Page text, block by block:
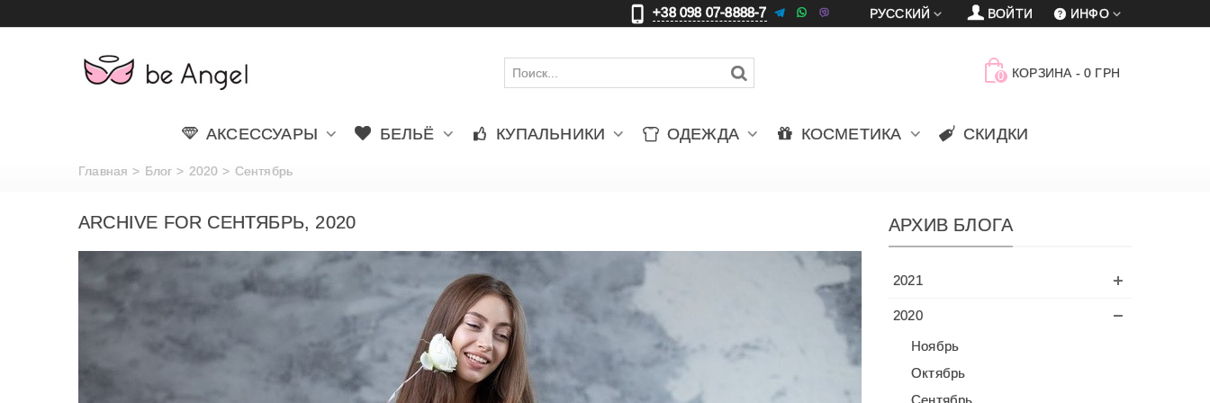
+38 098 07-8888-7 更 車 賈 ИНФО
ВОЙТИ
РУССКИЙ
0 КОРЗИНА - 0 ГРН
АКСЕССУАРЫ БЕЛЬЁ КУПАЛЬНИКИ ОДЕЖДА КОСМЕТИКА СКИДКИ
Главная > Блог > 2020 > Сентябрь
ARCHIVE FOR СЕНТЯБРЬ, 2020 АРХИВ БЛОГА
2021
2020
Ноябрь
Октябрь
Сентябрь